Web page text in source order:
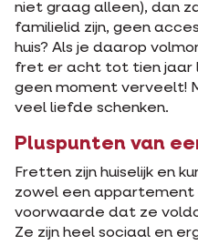
niet graag alleen), dan
familielid zijn, geen
huis? Als je daarop
fret er acht tot tien jaar
geen moment verveelt!
veel liefde schenken.
Pluspunten van
Fretten zijn huiselijk en
zowel een appartement
voorwaarde dat ze
Ze zijn heel sociaal en